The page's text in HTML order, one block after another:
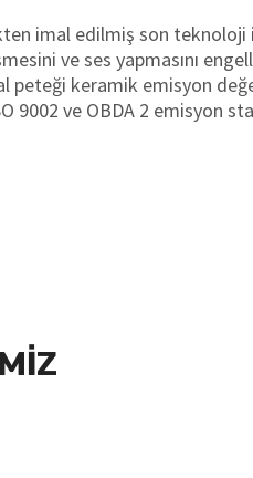
imal edilmiş son teknoloji
ve ses yapmasını
peteği keramik emisyon
9002 ve OBDA 2 emisyon